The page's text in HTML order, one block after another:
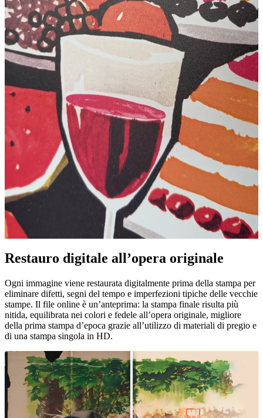
Restauro digitale all’opera originale
Ogni immagine viene restaurata digitalmente prima della stampa per
eliminare difetti, segni del tempo e imperfezioni tipiche delle vecchie
stampe. Il file online è un’anteprima: la stampa finale risulta più
nitida, equilibrata nei colori e fedele all’opera originale, migliore
della prima stampa d’epoca grazie all’utilizzo di materiali di pregio e
di una stampa singola in HD.